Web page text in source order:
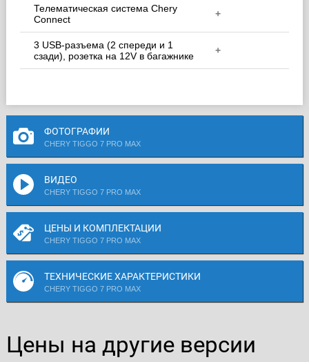
Телематическая система Chery
Connect
+
3 USB-разъема (2 спереди и 1
сзади), розетка на 12V в багажнике
+
ФОТОГРАФИИ
CHERY TIGGO 7 PRO MAX
ВИДЕО
CHERY TIGGO 7 PRO MAX
ЦЕНЫ И КОМПЛЕКТАЦИИ
CHERY TIGGO 7 PRO MAX
ТЕХНИЧЕСКИЕ ХАРАКТЕРИСТИКИ
CHERY TIGGO 7 PRO MAX
Цены на другие версии